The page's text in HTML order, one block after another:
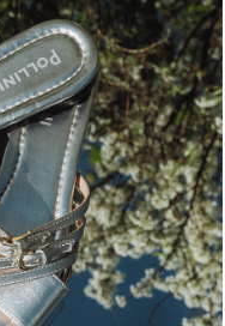
mule in silver is...